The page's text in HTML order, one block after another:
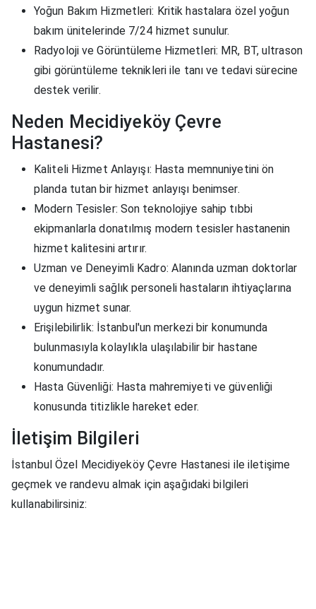
Yoğun Bakım Hizmetleri: Kritik hastalara özel yoğun
bakım ünitelerinde 7/24 hizmet sunulur.
Radyoloji ve Görüntüleme Hizmetleri: MR, BT, ultrason
gibi görüntüleme teknikleri ile tanı ve tedavi sürecine
destek verilir.
Neden Mecidiyeköy Çevre
Hastanesi?
Kaliteli Hizmet Anlayışı: Hasta memnuniyetini ön
planda tutan bir hizmet anlayışı benimser.
Modern Tesisler: Son teknolojiye sahip tıbbi
ekipmanlarla donatılmış modern tesisler hastanenin
hizmet kalitesini artırır.
Uzman ve Deneyimli Kadro: Alanında uzman doktorlar
ve deneyimli sağlık personeli hastaların ihtiyaçlarına
uygun hizmet sunar.
Erişilebilirlik: İstanbul'un merkezi bir konumunda
bulunmasıyla kolaylıkla ulaşılabilir bir hastane
konumundadır.
Hasta Güvenliği: Hasta mahremiyeti ve güvenliği
konusunda titizlikle hareket eder.
İletişim Bilgileri
İstanbul Özel Mecidiyeköy Çevre Hastanesi ile iletişime
geçmek ve randevu almak için aşağıdaki bilgileri
kullanabilirsiniz: